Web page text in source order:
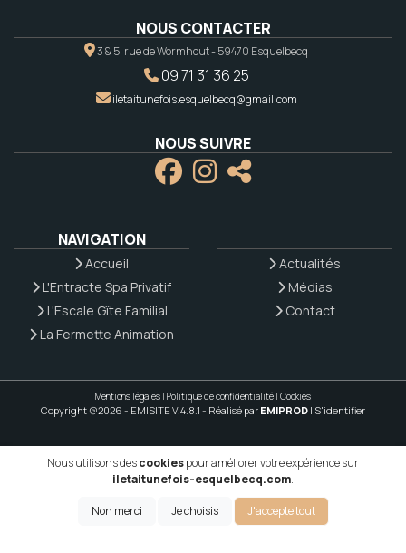
NOUS CONTACTER
3 & 5, rue de Wormhout - 59470 Esquelbecq
09 71 31 36 25
iletaitunefois.esquelbecq@gmail.com
NOUS SUIVRE
NAVIGATION
Accueil
L'Entracte Spa Privatif
L'Escale Gîte Familial
La Fermette Animation
Actualités
Médias
Contact
Mentions légales | Politique de confidentialité | Cookies
Copyright @2026 - EMISITE V.4.8.1 - Réalisé par EMIPROD | S'identifier
Nous utilisons descookiespour améliorer votre expérience sur
iletaitunefois-esquelbecq.com.
Non merci Je choisis J'accepte tout